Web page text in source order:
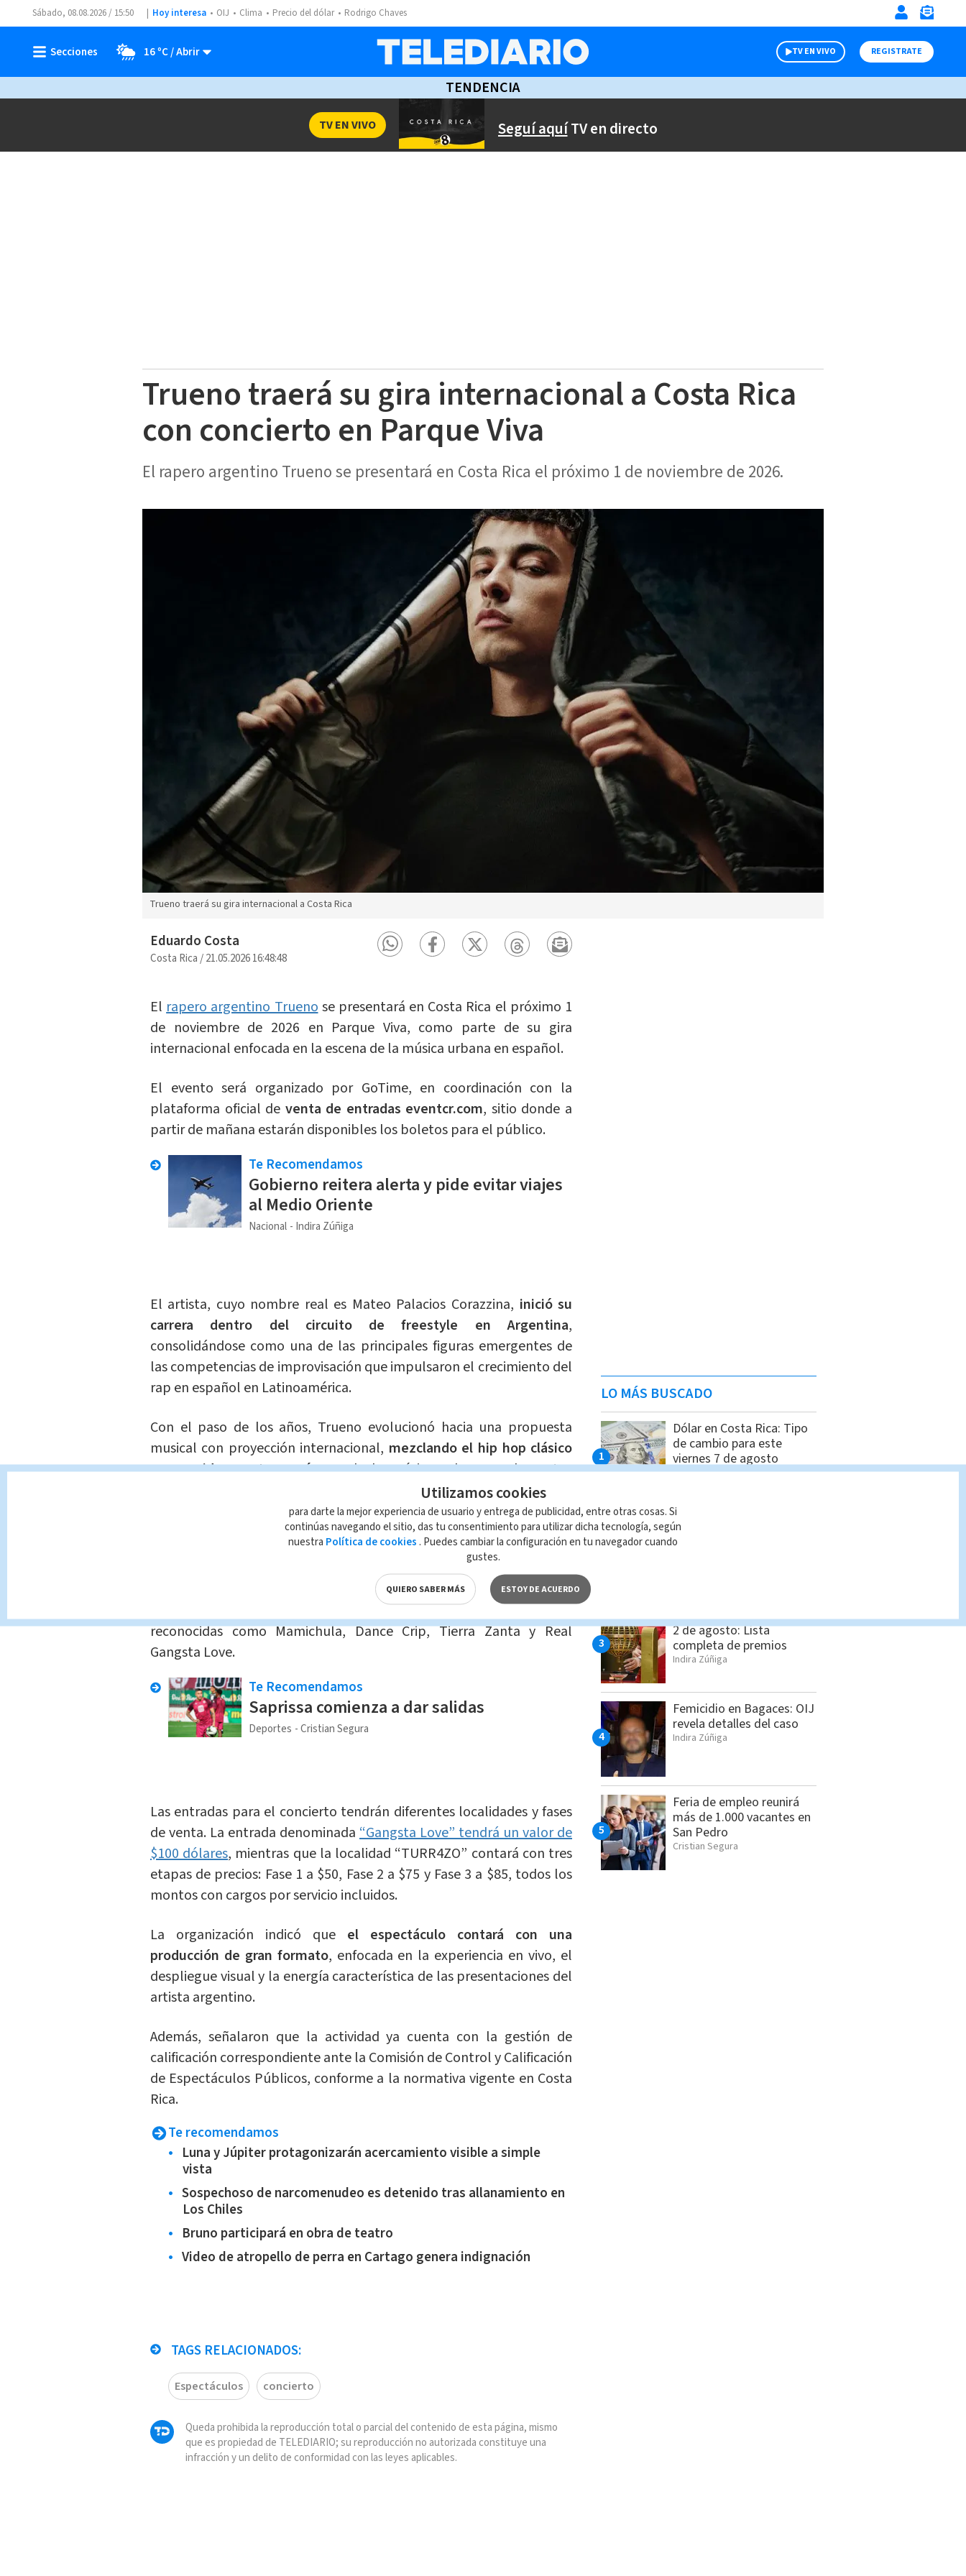
Sábado, 08.08.2026 / 15:50 Hoy interesa OIJ Clima Precio del dólar Rodrigo Chaves
16 ºC TV EN VIVO REGISTRATE
TENDENCIA
Seguí aquíTV en directo
TV EN VIVO
Trueno traerá su gira internacional a Costa Rica
con concierto en Parque Viva
El rapero argentino Trueno se presentará en Costa Rica el próximo 1 de noviembre de 2026.
Trueno traerá su gira internacional a Costa Rica
Eduardo Costa
Costa Rica/21.05.2026 16:48:48
Elrapero argentino Truenose presentará en Costa Rica el próximo 1
de noviembre de 2026 en Parque Viva, como parte de su gira
internacional enfocada en la escena de la música urbana en español.
El evento será organizado por GoTime, en coordinación con la
plataforma oficial de venta de entradas eventcr.com, sitio donde a
partir de mañana estarán disponibles los boletos para el público.
Te Recomendamos
Gobierno reitera alerta y pide evitar viajes
al Medio Oriente
Nacional Indira Zúñiga
El artista, cuyo nombre real es Mateo Palacios Corazzina, inició su
carrera dentro del circuito de freestyle en Argentina,
consolidándose como una de las principales figuras emergentes de
las competencias de improvisación que impulsaron el crecimiento del
rap en español en Latinoamérica.
Con el paso de los años, Trueno evolucionó hacia una propuesta
musical con proyección internacional, mezclando el hip hop clásico
con sonidos contemporáneosde la música urbana y elementos
culturales ligados a la identidad latinoamericana.
Esta combinación le permitió posicionarse en distintos mercados
internacionales, con presencia en América Latina y Europa.
producciones como Atrevido, Bien
, trabajos de los que se desprenden canciones
reconocidas como Mamichula, Dance Crip, Tierra Zanta y Real
Gangsta Love.
Te Recomendamos
Saprissa comienza a dar salidas
Deportes Cristian Segura
Las entradas para el concierto tendrán diferentes localidades y fases
de venta. La entrada denominada “Gangsta Love” tendrá un valor de
$100 dólares, mientras que la localidad “TURR4ZO” contará con tres
etapas de precios: Fase 1 a $50, Fase 2 a $75 y Fase 3 a $85, todos los
montos con cargos por servicio incluidos.
La organización indicó que el espectáculo contará con una
producción de gran formato, enfocada en la experiencia en vivo, el
despliegue visual y la energía característica de las presentaciones del
artista argentino.
Además, señalaron que la actividad ya cuenta con la gestión de
calificación correspondiente ante la Comisión de Control y Calificación
de Espectáculos Públicos, conforme a la normativa vigente en Costa
Rica.
Te recomendamos
Luna y Júpiter protagonizarán acercamiento visible a simple
vista
Sospechoso de narcomenudeo es detenido tras allanamiento en
Los Chiles
Bruno participará en obra de teatro
Video de atropello de perra en Cartago genera indignación
TAGS RELACIONADOS:
Espectáculos concierto
Queda prohibida la reproducción total o parcial del contenido de esta página, mismo
que es propiedad de TELEDIARIO; su reproducción no autorizada constituye una
infracción y un delito de conformidad con las leyes aplicables.
LO MÁS BUSCADO
Dólar en Costa Rica: Tipo
de cambio para este
viernes 7 de agosto
Indira Zúñiga
Decomisan 50 paquetes
de cocaína con destino a
Lotería Nacional domingo
2 de agosto: Lista
completa de premios
Indira Zúñiga
Femicidio en Bagaces: OIJ
revela detalles del caso
Indira Zúñiga
Feria de empleo reunirá
más de 1.000 vacantes en
San Pedro
Cristian Segura
Utilizamos cookies
para darte la mejor experiencia de usuario y entrega de publicidad, entre otras cosas. Si
continúas navegando el sitio, das tu consentimiento para utilizar dicha tecnología, según
nuestra Política de cookies . Puedes cambiar la configuración en tu navegador cuando
gustes.
QUIERO SABER MÁS ESTOY DE ACUERDO